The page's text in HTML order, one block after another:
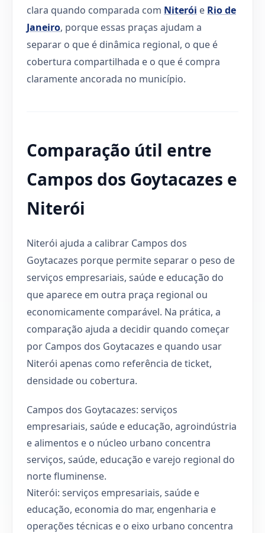
clara quando comparada com Niterói e Rio de
Janeiro, porque essas praças ajudam a
separar o que é dinâmica regional, o que é
cobertura compartilhada e o que é compra
claramente ancorada no município.
Comparação útil entre
Campos dos Goytacazes e
Niterói
Niterói ajuda a calibrar Campos dos
Goytacazes porque permite separar o peso de
serviços empresariais, saúde e educação do
que aparece em outra praça regional ou
economicamente comparável. Na prática, a
comparação ajuda a decidir quando começar
por Campos dos Goytacazes e quando usar
Niterói apenas como referência de ticket,
densidade ou cobertura.
Campos dos Goytacazes: serviços
empresariais, saúde e educação, agroindústria
e alimentos e o núcleo urbano concentra
serviços, saúde, educação e varejo regional do
norte fluminense.
Niterói: serviços empresariais, saúde e
educação, economia do mar, engenharia e
operações técnicas e o eixo urbano concentra